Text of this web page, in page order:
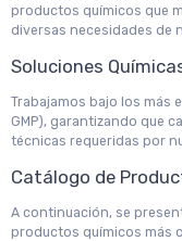
productos químicos que
diversas necesidades de
Soluciones
Trabajamos bajo los más
GMP), garantizando que
técnicas requeridas por
Catálogo de
A continuación, se
productos químicos más